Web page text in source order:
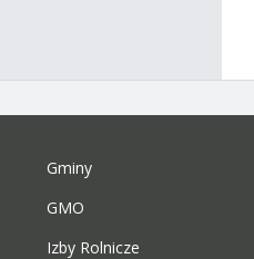
Gminy
GMO
Izby Rolnicze